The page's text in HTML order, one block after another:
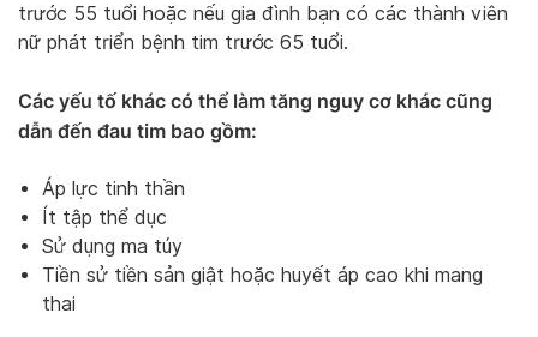
trước 55 tuổi hoặc nếu gia đình bạn có các thành viên
nữ phát triển bệnh tim trước 65 tuổi.
Các yếu tố khác có thể làm tăng nguy cơ khác cũng
dẫn đến đau tim bao gồm:
Áp lực tinh thần
Ít tập thể dục
Sử dụng ma túy
Tiền sử tiền sản giật hoặc huyết áp cao khi mang
thai